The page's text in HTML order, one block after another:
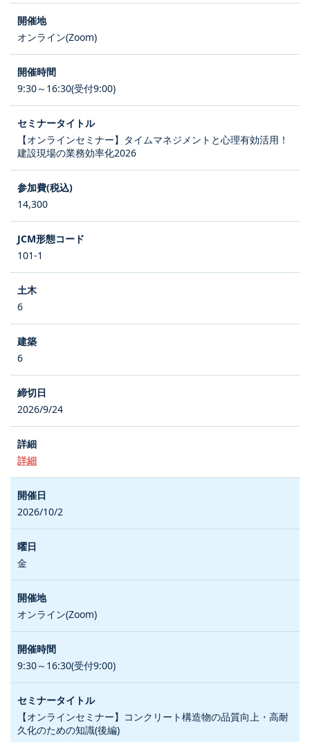
オンライン(Zoom)
9:30～16:30(受付9:00)
【オンラインセミナー】タイムマネジメントと心理有効活用！
建設現場の業務効率化2026
14,300
101-1
6
6
2026/9/24
詳細
2026/10/2
金
オンライン(Zoom)
9:30～16:30(受付9:00)
【オンラインセミナー】コンクリート構造物の品質向上・高耐
久化のための知識(後編)